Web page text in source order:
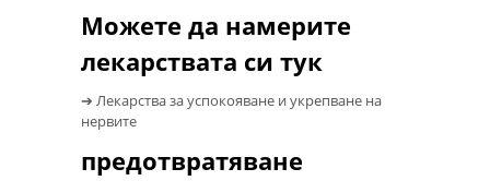
Можете да намерите
лекарствата си тук
➔ Лекарства за успокояване и укрепване на
нервите
предотвратяване